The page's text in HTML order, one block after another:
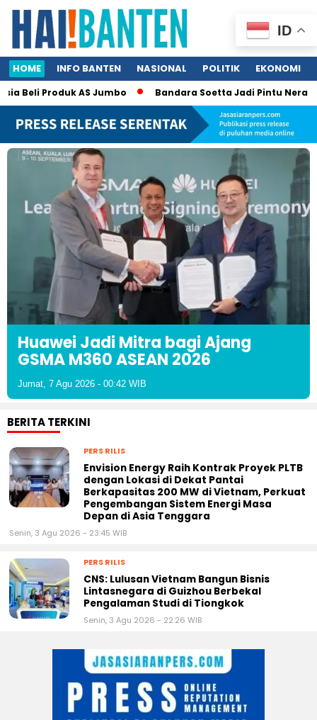
HOME INFO BANTEN NASIONAL POLITIK EKONOMI
Produk AS Jumbo Bandara Soetta Jadi Pintu Neraka
Huawei Jadi Mitra bagi Ajang
GSMA M360 ASEAN 2026
Jumat, 7 Agu 2026 - 00:42 WIB
BERITA TERKINI
PERS RILIS
Envision Energy Raih Kontrak Proyek PLTB
dengan Lokasi di Dekat Pantai
Berkapasitas 200 MW di Vietnam, Perkuat
Pengembangan Sistem Energi Masa
Depan di Asia Tenggara
Senin, 3 Agu 2026 - 23:45 WIB
PERS RILIS
CNS: Lulusan Vietnam Bangun Bisnis
Lintasnegara di Guizhou Berbekal
Pengalaman Studi di Tiongkok
Senin, 3 Agu 2026 - 22:26 WIB
ID